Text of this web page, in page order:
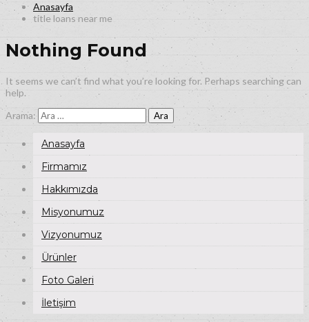
Anasayfa
title loans near me
Nothing Found
It seems we can’t find what you’re looking for. Perhaps searching can
help.
Arama:
Anasayfa
Firmamız
Hakkımızda
Misyonumuz
Vizyonumuz
Ürünler
Foto Galeri
İletişim